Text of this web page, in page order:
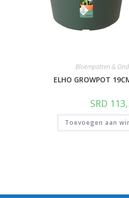
Bloempotten &
ELHO GROWPOT
SRD
Toevoegen aan